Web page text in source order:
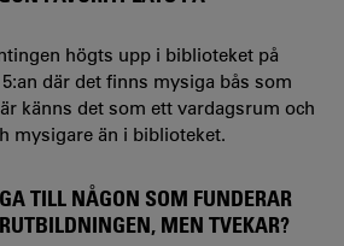
högts upp i biblioteket på
där det finns mysiga bås som
känns det som ett vardagsrum och
mysigare än i biblioteket.
TILL NÅGON SOM FUNDERAR
MEN TVEKAR?